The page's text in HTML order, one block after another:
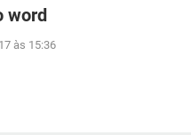
word
às 15:36